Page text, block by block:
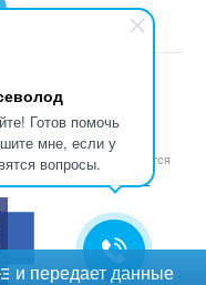
Готов помочь
мне, если у
вопросы.
логотипы
права защищены.
данном сайте, допускается
на сайт
fishretail.ru
и передает данные